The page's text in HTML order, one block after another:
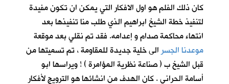
كان ذلك الفلم هو اول الافكار التي يمكن ان تكون مفيدة
لتنفيذ خطة الشيخ ابراهيم الذي طلب منا تنفيذها بعد
انتهاء محاكمة صدام و إعدامه. فقد تم نقلي بعد موقعة
موعدنا الجسرالى خلية جديدة للمقاومة ، تم تسميتها من
قبل الشيخ ب ( صناعة نظرية المؤامرة ) ! ويراسها ابو
أسامة الحراني . كان الهدف من انشائها هو الترويج لأفكار